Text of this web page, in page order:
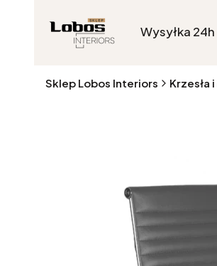
Wysyłka 24h
Sklep Lobos Interiors Krzesła